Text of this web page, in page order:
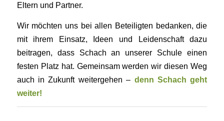
Eltern und Partner.
Wir möchten uns bei allen Beteiligten bedanken, die
mit ihrem Einsatz, Ideen und Leidenschaft dazu
beitragen, dass Schach an unserer Schule einen
festen Platz hat. Gemeinsam werden wir diesen Weg
auch in Zukunft weitergehen – denn Schach geht
weiter!